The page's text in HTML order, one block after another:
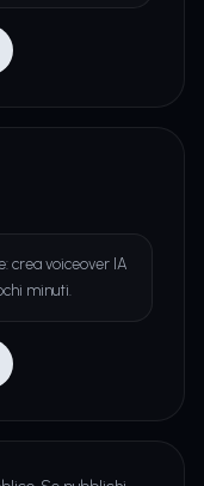
crea voiceover IA
minuti.